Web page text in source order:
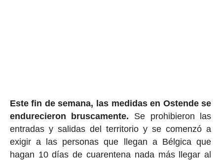
Este fin de semana, las medidas en Ostende se
endurecieron bruscamente. Se prohibieron las
entradas y salidas del territorio y se comenzó a
exigir a las personas que llegan a Bélgica que
hagan 10 días de cuarentena nada más llegar al